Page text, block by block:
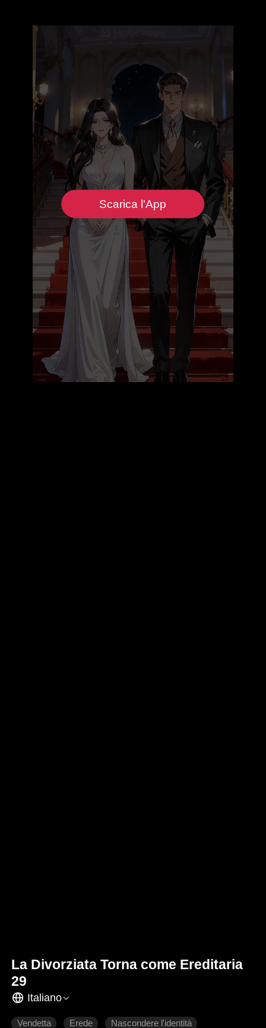
Scarica l'App
La Divorziata Torna come Ereditaria
29
Italiano
Vendetta Erede Nascondere l'identità